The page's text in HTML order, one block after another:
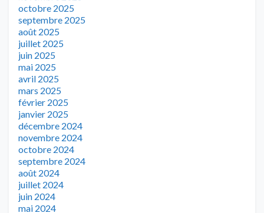
octobre 2025
septembre 2025
août 2025
juillet 2025
juin 2025
mai 2025
avril 2025
mars 2025
février 2025
janvier 2025
décembre 2024
novembre 2024
octobre 2024
septembre 2024
août 2024
juillet 2024
juin 2024
mai 2024